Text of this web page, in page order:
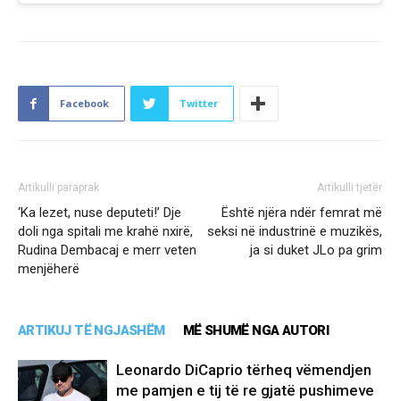
Facebook Twitter
Artikulli paraprak
‘Ka lezet, nuse deputeti!’ Dje
doli nga spitali me krahë nxirë,
Rudina Dembacaj e merr veten
menjëherë
Artikulli tjetër
Është njëra ndër femrat më
seksi në industrinë e muzikës,
ja si duket JLo pa grim
ARTIKUJ TË NGJASHËM MË SHUMË NGA AUTORI
Leonardo DiCaprio tërheq vëmendjen
me pamjen e tij të re gjatë pushimeve